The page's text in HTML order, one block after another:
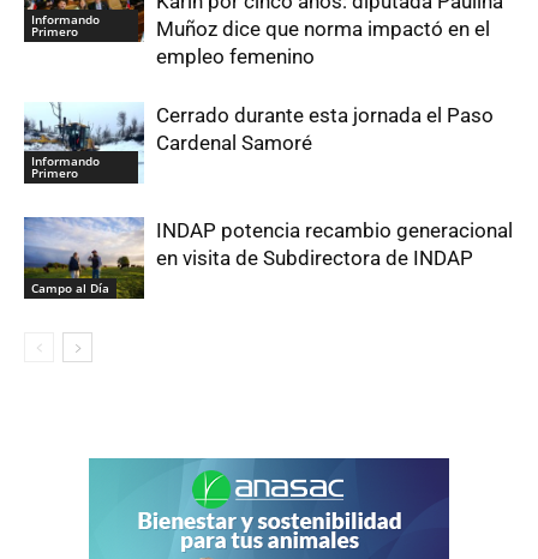
Informando
Primero
Muñoz dice que norma impactó en el
empleo femenino
Informando
Primero
Cerrado durante esta jornada el Paso
Cardenal Samoré
Campo al Día
INDAP potencia recambio generacional
en visita de Subdirectora de INDAP